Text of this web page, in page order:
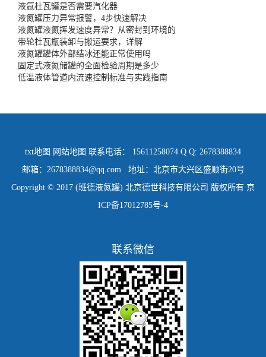
液氩杜瓦罐是否需要汽化器
液氮罐压力异常报警，4步快速解决
液氮罐液氮挥发速度异常？从密封到环境的
带轮杜瓦瓶装卸与搬运要求，详解
液氮罐罐体外部结冰还能正常使用吗
固定式液氮储罐的全面检验周期是多少
低温液体管道内流速控制标准与实践指南
txt地图 网站地图 联系电话： 15611258074 Q Q: 2678388834
邮箱：2678388834@qq.com 地址：北京市大兴区盛顺街20号
Copyright © 2017 (班德液氮罐) 北京德世科技有限公司 版权所有 京
ICP备17012785号-4
联系微信